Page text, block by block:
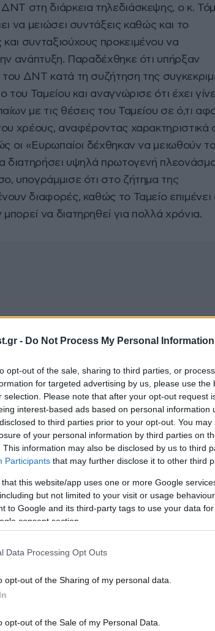
- Do Not Process My Personal Information
opt-out of the sale, sharing to third parties, or
for targeted advertising by us, please use the
selection. Please note that after your opt-out request
interest-based ads based on personal information
to third parties prior to your opt-out. You
of your personal information by third parties on
This information may also be disclosed by us to third
Participants that may further disclose it to other third
that this website/app uses one or more Google
but not limited to your visit or usage
to Google and its third-party tags to use your data
consent section.
Data Processing Opt Outs
opt-out of the Sharing of my personal data.
opt-out of the Sale of my Personal Data.
στη διάρκεια τηλεδιάσκεψης, ο κ.
να μειώσει συντάξεις καθώς και το
συνταξιούχους προκειμένου να
ανάπτυξη. Παραδέχθηκε ότι υπήρξαν
ΔΝΤ κατά τη συζήτηση της
του Ταμείου και αναγνώρισε ότι έχει
με τις θέσεις του Ταμείου σε ό,τι
χρέους, αναφέροντας χαρακτηριστικά
οι «Ευρωπαίοι δέχθηκαν να μειωθούν τα
διατηρήσει υψηλά πρωτογενή
υπογράμμισε ότι στο ζήτημα της
διαφορές, καθώς το Ταμείο επιμένει
να διατηρηθεί για πολλά χρόνια.